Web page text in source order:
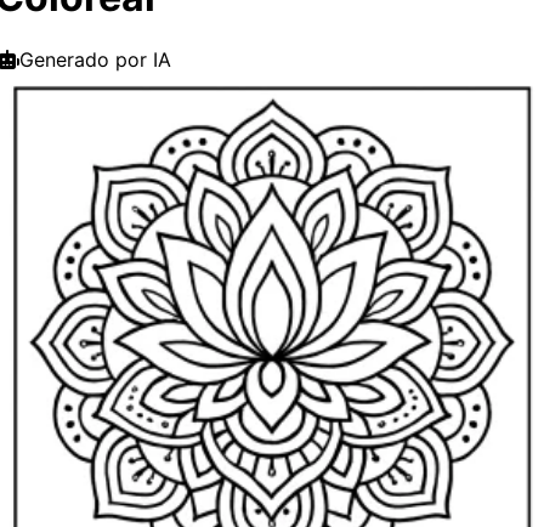
Generado por IA